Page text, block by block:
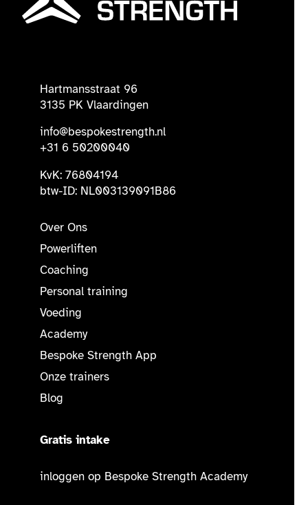
Hartmansstraat 96
3135 PK Vlaardingen
info@bespokestrength.nl
+31 6 50200040
KvK: 76804194
btw-ID: NL003139091B86
Over Ons
Powerliften
Coaching
Personal training
Voeding
Academy
Bespoke Strength App
Onze trainers
Blog
Gratis intake
inloggen op Bespoke Strength Academy